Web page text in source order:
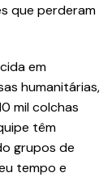
que perderam
em
humanitárias,
mil colchas
têm
grupos de
tempo e